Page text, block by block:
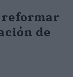
reformar
de